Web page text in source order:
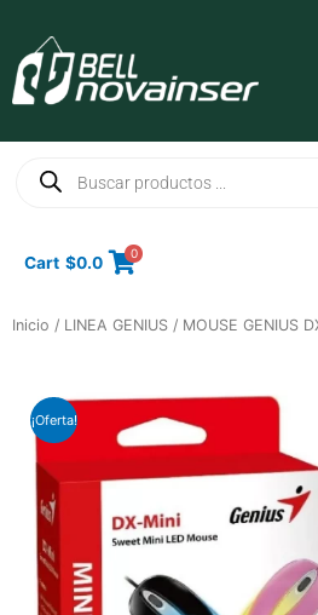
contenido
productos
Cart $0.0 0
Inicio / LINEA GENIUS / MOUSE GENIUS
¡Oferta!